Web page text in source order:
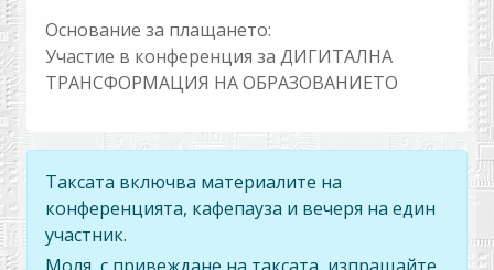
Основание за плащането:
Участие в конференция за ДИГИТАЛНА
ТРАНСФОРМАЦИЯ НА ОБРАЗОВАНИЕТО
Таксата включва материалите на
конференцията, кафепауза и вечеря на един
участник.